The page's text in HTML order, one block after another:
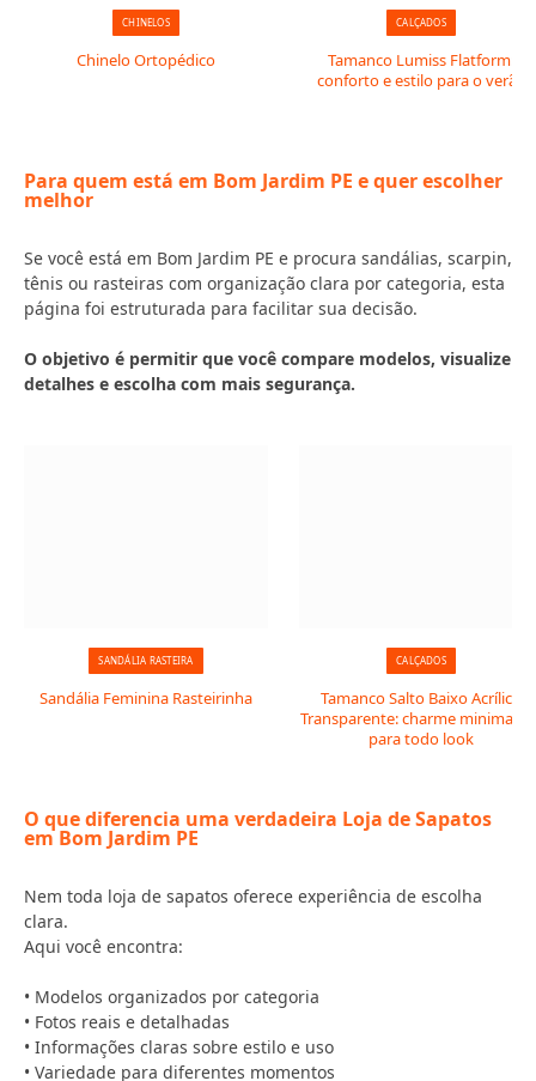
CHINELOS
Chinelo Ortopédico
CALÇADOS
Tamanco Lumiss Flatform:
conforto e estilo para o verão
Para quem está em Bom Jardim PE e quer escolher
melhor
Se você está em Bom Jardim PE e procura sandálias, scarpin,
tênis ou rasteiras com organização clara por categoria, esta
página foi estruturada para facilitar sua decisão.
O objetivo é permitir que você compare modelos, visualize
detalhes e escolha com mais segurança.
SANDÁLIA RASTEIRA
Sandália Feminina Rasteirinha
CALÇADOS
Tamanco Salto Baixo Acrílico
Transparente: charme
para todo look
O que diferencia uma verdadeira Loja de Sapatos
em Bom Jardim PE
Nem toda loja de sapatos oferece experiência de escolha
clara.
Aqui você encontra:
• Modelos organizados por categoria
• Fotos reais e detalhadas
• Informações claras sobre estilo e uso
• Variedade para diferentes momentos